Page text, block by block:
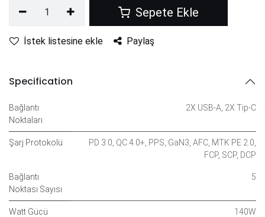
Sepete Ekle
İstek listesine ekle Paylaş
Specification
Bağlantı
Noktaları
2X USB-A 2X Tip-C
Şarj Protokolü PD 3.0 QC 4.0+ PPS GaN3 AFC MTK PE 2.0
FCP, SCP, DCP
Bağlantı
Noktası Sayısı
5
Watt Gücü 140W